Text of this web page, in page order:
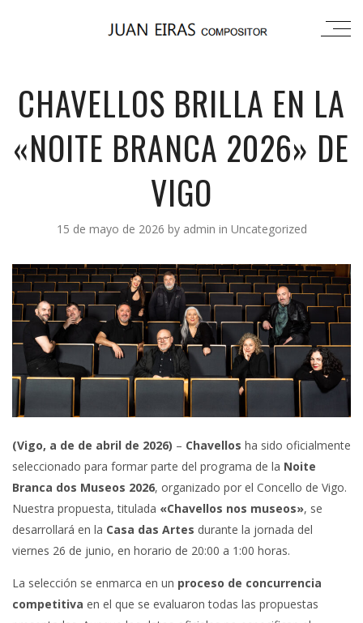
CHAVELLOS BRILLA EN LA
«NOITE BRANCA 2026» DE
VIGO
15 de mayo de 2026 by admin in Uncategorized
(Vigo, a de de abril de 2026) – Chavellos ha sido oficialmente
seleccionado para formar parte del programa de la Noite
Branca dos Museos 2026, organizado por el Concello de Vigo.
Nuestra propuesta, titulada «Chavellos nos museos», se
desarrollará en la Casa das Artes durante la jornada del
viernes 26 de junio, en horario de 20:00 a 1:00 horas.
La selección se enmarca en un proceso de concurrencia
competitiva en el que se evaluaron todas las propuestas